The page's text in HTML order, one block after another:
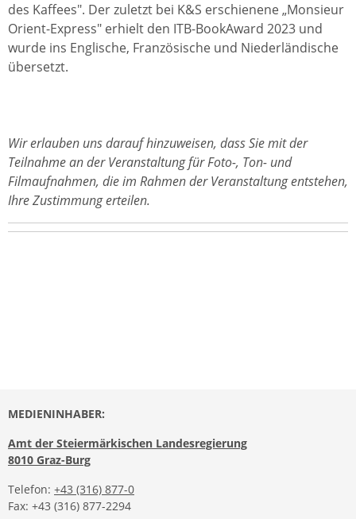
des Kaffees". Der zuletzt bei K&S erschienene „Monsieur
Orient-Express" erhielt den ITB-BookAward 2023 und
wurde ins Englische, Französische und Niederländische
übersetzt.
Wir erlauben uns darauf hinzuweisen, dass Sie mit der
Teilnahme an der Veranstaltung für Foto-, Ton- und
Filmaufnahmen, die im Rahmen der Veranstaltung entstehen,
Ihre Zustimmung erteilen.
MEDIENINHABER:
Amt der Steiermärkischen Landesregierung
8010 Graz-Burg
Telefon: +43 (316) 877-0
Fax: +43 (316) 877-2294